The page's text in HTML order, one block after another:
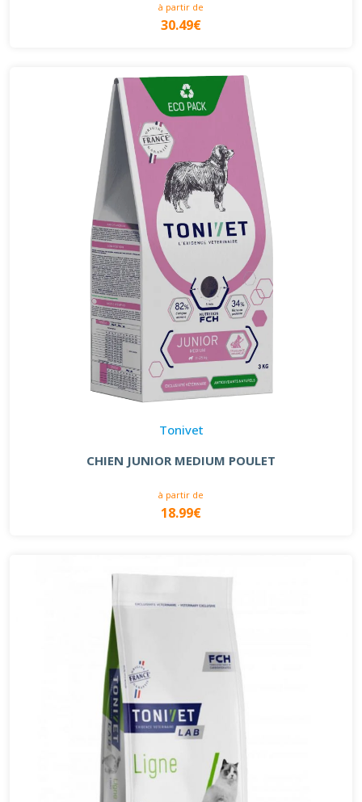
à partir de
30.49€
Tonivet
CHIEN JUNIOR MEDIUM POULET
à partir de
18.99€